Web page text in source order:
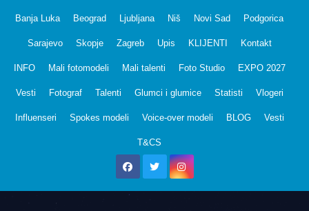
Banja Luka Beograd Ljubljana Niš Novi Sad Podgorica
Sarajevo Skopje Zagreb Upis KLIJENTI Kontakt
INFO Mali fotomodeli Mali talenti Foto Studio EXPO 2027
Vesti Fotograf Talenti Glumci i glumice Statisti Vlogeri
Influenseri Spokes modeli Voice-over modeli BLOG Vesti
T&CS